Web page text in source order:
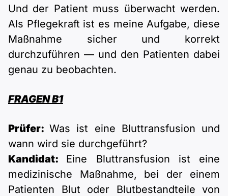
Und der Patient muss überwacht werden.
Als Pflegekraft ist es meine Aufgabe, diese
Maßnahme sicher und korrekt
durchzuführen — und den Patienten dabei
genau zu beobachten.
FRAGEN B1
Prüfer:Was ist eine Bluttransfusion und
wann wird sie durchgeführt?
Kandidat: Eine Bluttransfusion ist eine
medizinische Maßnahme, bei der einem
Patienten Blut oder Blutbestandteile von